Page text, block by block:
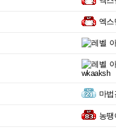
엑스
wkaaksh
마
농땡